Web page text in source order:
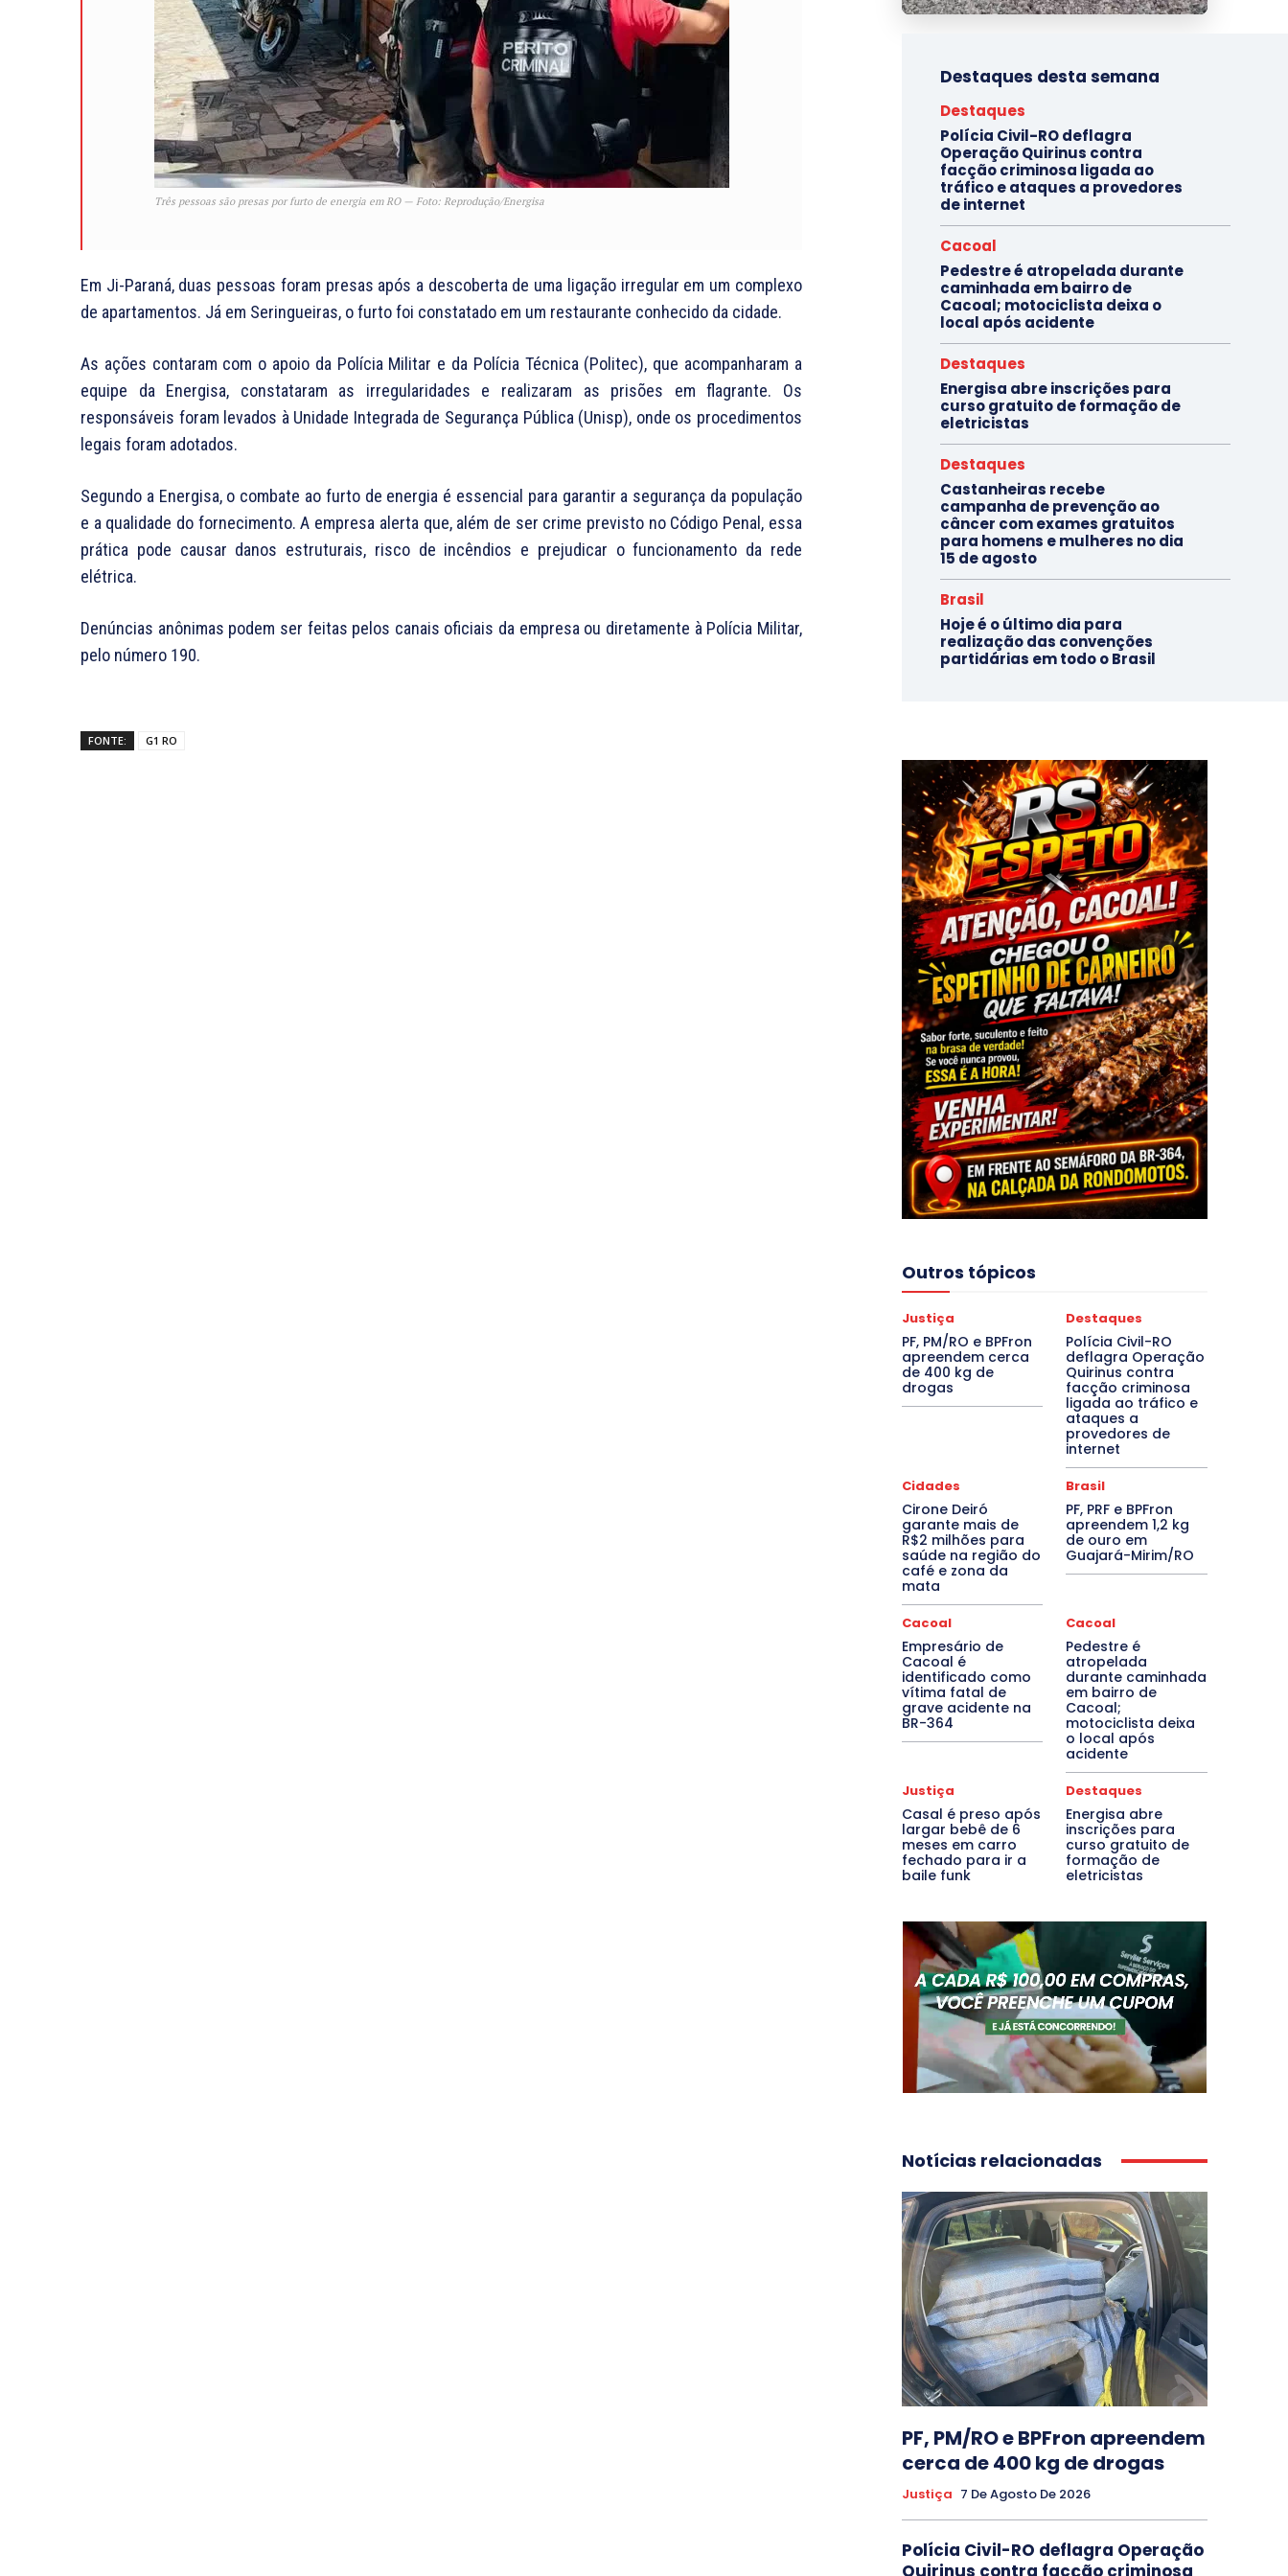
Três pessoas são presas por furto de energia em RO — Foto: Reprodução/Energisa
Em Ji-Paraná, duas pessoas foram presas após a descoberta de uma ligação irregular em um complexo
de apartamentos. Já em Seringueiras, o furto foi constatado em um restaurante conhecido da cidade.
As ações contaram com o apoio da Polícia Militar e da Polícia Técnica (Politec), que acompanharam a
equipe da Energisa, constataram as irregularidades e realizaram as prisões em flagrante. Os
responsáveis foram levados à Unidade Integrada de Segurança Pública (Unisp), onde os procedimentos
legais foram adotados.
Segundo a Energisa, o combate ao furto de energia é essencial para garantir a segurança da população
e a qualidade do fornecimento. A empresa alerta que, além de ser crime previsto no Código Penal, essa
prática pode causar danos estruturais, risco de incêndios e prejudicar o funcionamento da rede
elétrica.
Denúncias anônimas podem ser feitas pelos canais oficiais da empresa ou diretamente à Polícia Militar,
pelo número 190.
FONTE: G1 RO
Destaques desta semana
Destaques
Polícia Civil-RO deflagra
Operação Quirinus contra
facção criminosa ligada ao
tráfico e ataques a provedores
de internet
Cacoal
Pedestre é atropelada durante
caminhada em bairro de
Cacoal; motociclista deixa o
local após acidente
Destaques
Energisa abre inscrições para
curso gratuito de formação de
eletricistas
Destaques
Castanheiras recebe
campanha de prevenção ao
câncer com exames gratuitos
para homens e mulheres no dia
15 de agosto
Brasil
Hoje é o último dia para
realização das convenções
partidárias em todo o Brasil
Outros tópicos
Justiça
PF, PM/RO e BPFron
apreendem cerca
de 400 kg de
drogas
Destaques
Polícia Civil-RO
deflagra Operação
Quirinus contra
facção criminosa
ligada ao tráfico e
ataques a
provedores de
internet
Cidades
Cirone Deiró
garante mais de
R$2 milhões para
saúde na região do
café e zona da
mata
Brasil
PF, PRF e BPFron
apreendem 1,2 kg
de ouro em
Guajará-Mirim/RO
Cacoal
Empresário de
Cacoal é
identificado como
vítima fatal de
grave acidente na
BR-364
Cacoal
Pedestre é
atropelada
durante caminhada
em bairro de
Cacoal;
motociclista deixa
o local após
acidente
Justiça
Casal é preso após
largar bebê de 6
meses em carro
fechado para ir a
baile funk
Destaques
Energisa abre
inscrições para
curso gratuito de
formação de
eletricistas
Notícias relacionadas
PF, PM/RO e BPFron apreendem
cerca de 400 kg de drogas
Justiça 7 De Agosto De 2026
Polícia Civil-RO deflagra Operação
Quirinus contra facção criminosa